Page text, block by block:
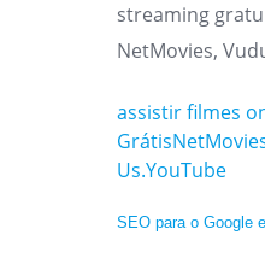
streaming
NetMovies,
assistir filmes
Grátis
Us.YouTube
SEO para o Google